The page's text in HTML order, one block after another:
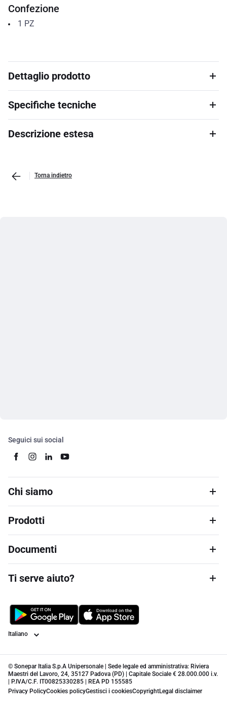
Confezione
1 PZ
Dettaglio prodotto
Specifiche tecniche
Descrizione estesa
Torna indietro
Seguici sui social
Chi siamo
Prodotti
Documenti
Ti serve aiuto?
Lingua
© Sonepar Italia S.p.A Unipersonale | Sede legale ed amministrativa: Riviera
Maestri del Lavoro, 24, 35127 Padova (PD) | Capitale Sociale € 28.000.000 i.v.
| P.IVA/C.F. IT00825330285 | REA PD 155585
Privacy PolicyCookies policyGestisci i cookiesCopyrightLegal disclaimer